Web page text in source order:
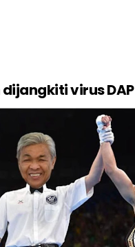
dijangkiti virus DAP